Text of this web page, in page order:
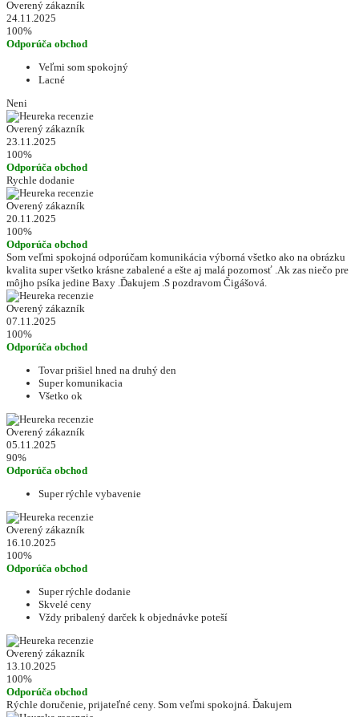
Overený zákazník
24.11.2025
100%
Odporúča obchod
Veľmi som spokojný
Lacné
Neni
Overený zákazník
23.11.2025
100%
Odporúča obchod
Rychle dodanie
Overený zákazník
20.11.2025
100%
Odporúča obchod
Som veľmi spokojná odporúčam komunikácia výborná všetko ako na obrázku
kvalita super všetko krásne zabalené a ešte aj malá pozornosť .Ak zas niečo pre
môjho psíka jedine Baxy .Ďakujem .S pozdravom Čigášová.
Overený zákazník
07.11.2025
100%
Odporúča obchod
Tovar prišiel hned na druhý den
Super komunikacia
Všetko ok
Overený zákazník
05.11.2025
90%
Odporúča obchod
Super rýchle vybavenie
Overený zákazník
16.10.2025
100%
Odporúča obchod
Super rýchle dodanie
Skvelé ceny
Vždy pribalený darček k objednávke poteší
Overený zákazník
13.10.2025
100%
Odporúča obchod
Rýchle doručenie, prijateľné ceny. Som veľmi spokojná. Ďakujem